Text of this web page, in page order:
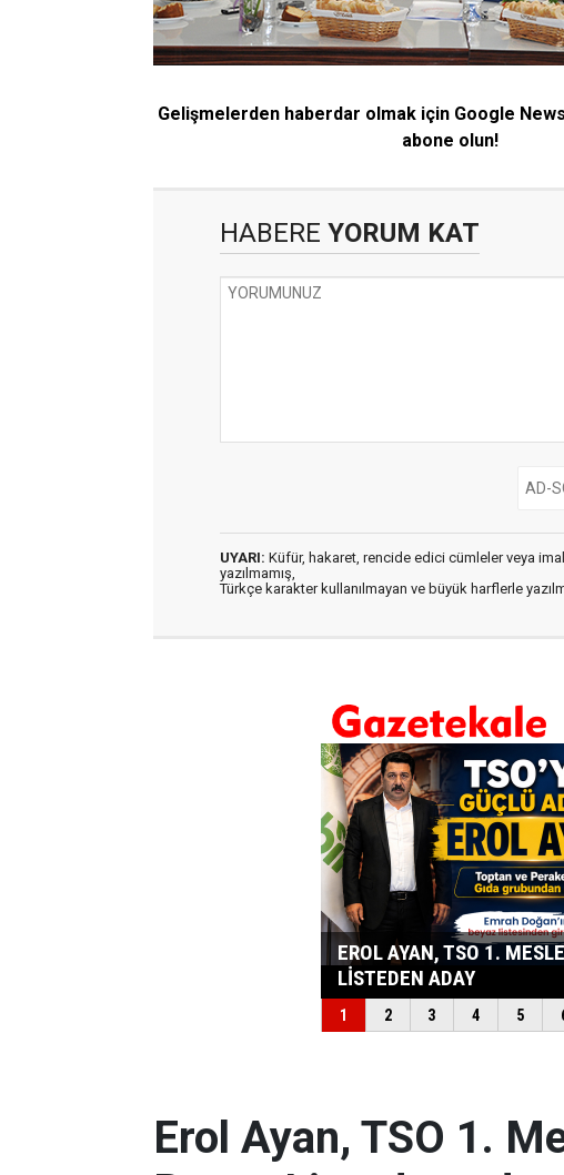
Gelişmelerden haberdar olmak için Google
abone olun!
HABERE YORUM KAT
UYARI: Küfür, hakaret, rencide edici cümleler veya
yazılmamış,
Türkçe karakter kullanılmayan ve büyük harflerle
Erol Ayan, TSO 1.